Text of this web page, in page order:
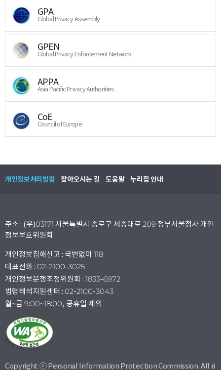
GPA
Global Privacy Assembly
GPEN
Global Privacy Enforcement Network
APPA
Asia Pacific Privacy Authorities
CoE
Council of Europe
개인정보처리방침 찾아오시는 길 도움말 누리집 안내
주소 : (우)03171 서울특별시 종로구 세종대로 209 정부서울청사 개인
정보보호위원회
개인정보침해신고 : 국번없이 118
대표전화 : 02-2100-3025
개인정보분쟁조정위원회 : 1833-6972
법령해석지원센터 : 02-2100-3043
월~금 9:00~18:00, 공휴일 제외
Copyright ⓒ Personal Information Protection Commission. All ri